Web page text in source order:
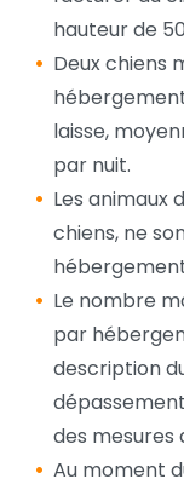
hauteur de
Deux chiens
laisse,
par nuit.
Les animaux
chiens, ne
Le nombre
par
description
des mesures
Au moment